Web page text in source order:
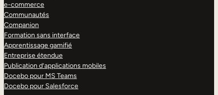
e-commerce
Communautés
Companion
Formation sans interface
Apprentissage gamifié
Entreprise étendue
Publication d’applications mobiles
Docebo pour MS Teams
Docebo pour Salesforce